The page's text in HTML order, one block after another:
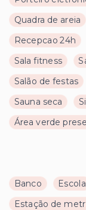
Quadra de areia
Recepcao 24h
Sala fitness
Salão de festas
Sauna seca
Área verde
Banco Escola
Estação de